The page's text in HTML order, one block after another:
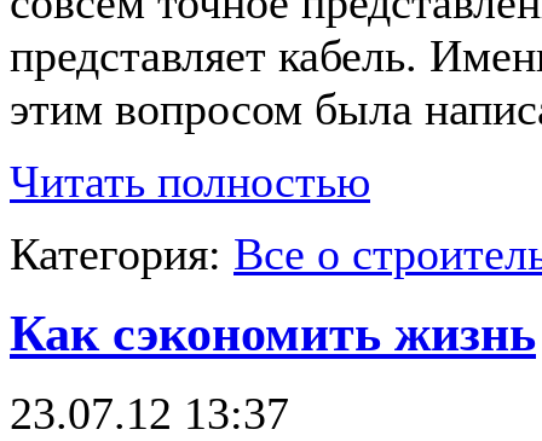
представляет кабель.
этим вопросом была
Читать полностью
Категория: Все о
Как сэкономить жизнь
23.07.12 13:37